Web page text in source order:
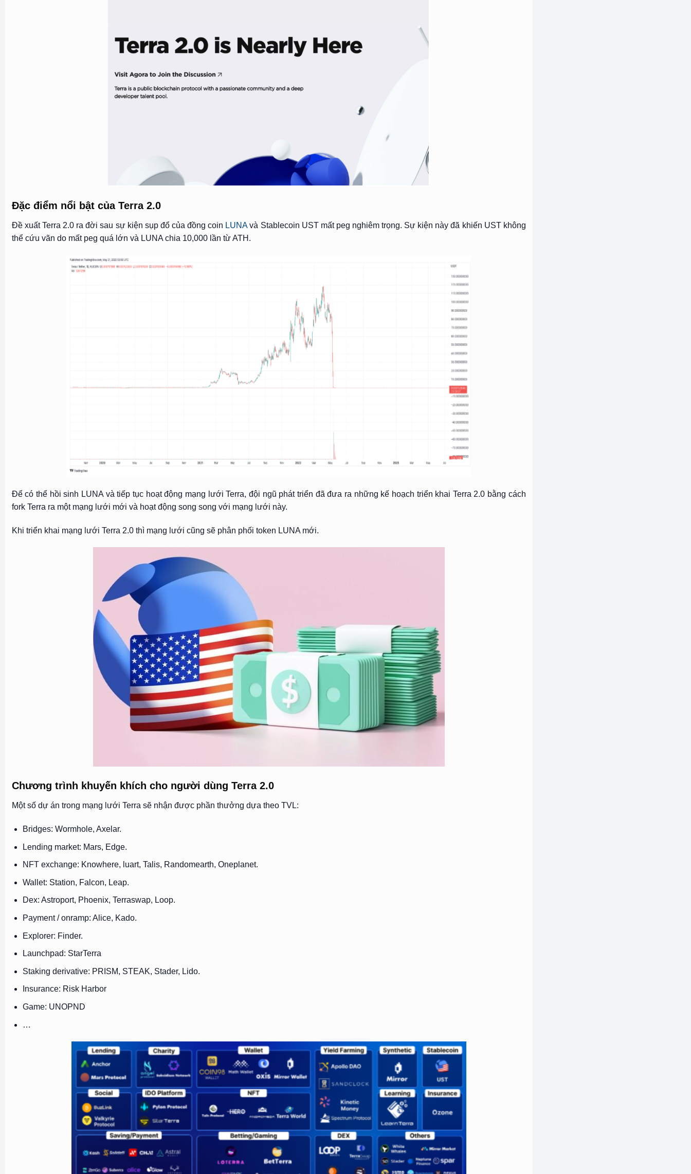
Đặc điểm nổi bật của Terra 2.0
Đề xuất Terra 2.0 ra đời sau sự kiện sụp đổ của đồng coin LUNAvà Stablecoin UST mất peg nghiêm trọng. Sự kiện này đã khiến UST không
thể cứu vãn do mất peg quá lớn và LUNA chia 10,000 lần từ ATH.
Để có thể hồi sinh LUNA và tiếp tục hoạt động mạng lưới Terra, đội ngũ phát triển đã đưa ra những kế hoạch triển khai Terra 2.0 bằng cách
fork Terra ra một mạng lưới mới và hoạt động song song với mạng lưới này.
Khi triển khai mạng lưới Terra 2.0 thì mạng lưới cũng sẽ phân phối token LUNA mới.
Chương trình khuyến khích cho người dùng Terra 2.0
Một số dự án trong mạng lưới Terra sẽ nhận được phần thưởng dựa theo TVL:
Bridges: Wormhole, Axelar.
Lending market: Mars, Edge.
NFT exchange: Knowhere, luart, Talis, Randomearth, Oneplanet.
Wallet: Station, Falcon, Leap.
Dex: Astroport, Phoenix, Terraswap, Loop.
Payment / onramp: Alice, Kado.
Explorer: Finder.
Launchpad: StarTerra
Staking derivative: PRISM, STEAK, Stader, Lido.
Insurance: Risk Harbor
Game: UNOPND
…